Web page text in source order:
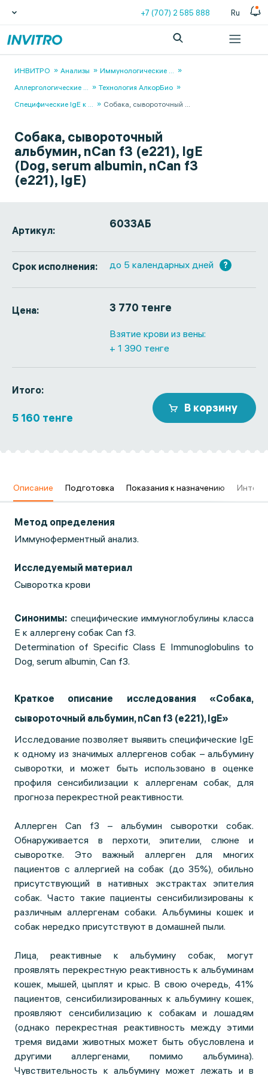
+7 (707) 2 585 888 Ru
ИНВИТРО Анализы Иммунологические ...
Аллергологические ...
Технология АлкорБио
Специфические IgE к ... Собака, сывороточный ...
Собака, сывороточный
альбумин, nCan f3 (e221), IgE
(Dog, serum albumin, nCan f3
(e221), IgE)
Артикул: 6033АБ
Срок исполнения: до 5 календарных дней ?
Цена: 3 770 тенге
Взятие крови из вены:
+ 1 390 тенге
Итого:
5 160 тенге
В корзину
Описание Подготовка Показания к назначению
Метод определения
Иммуноферментный анализ.
Исследуемый материал
Сыворотка крови
Синонимы: специфические иммуноглобулины класса
Е к аллергену собак Can f3.
Determination of Specific Class E Immunoglobulins to
Dog, serum albumin, Can f3.
Краткое описание исследования «Собака,
сывороточный альбумин, nCan f3 (e221), IgE»
Исследование позволяет выявить специфические IgE
к одному из значимых аллергенов собак – альбумину
сыворотки, и может быть использовано в оценке
профиля сенсибилизации к аллергенам собак, для
прогноза перекрестной реактивности.
Аллерген Can f3 – альбумин сыворотки собак.
Обнаруживается в перхоти, эпителии, слюне и
сыворотке. Это важный аллерген для многих
пациентов с аллергией на собак (до 35%), обильно
присутствующий в нативных экстрактах эпителия
собак. Часто такие пациенты сенсибилизированы к
различным аллергенам собаки. Альбумины кошек и
собак нередко присутствуют в домашней пыли.
Лица, реактивные к альбумину собак, могут
проявлять перекрестную реактивность к альбуминам
кошек, мышей, цыплят и крыс. В свою очередь, 41%
пациентов, сенсибилизированных к альбумину кошек,
проявляют сенсибилизацию к собакам и лошадям
(однако перекрестная реактивность между этими
тремя видами животных может быть обусловлена и
другими аллергенами, помимо альбумина).
Чувствительность к альбумину может лежать и в